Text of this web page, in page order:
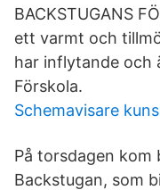
BACKSTUGANS
ett varmt och
har inflytande och
Förskola.
Schemavisare
På torsdagen
Backstugan, som